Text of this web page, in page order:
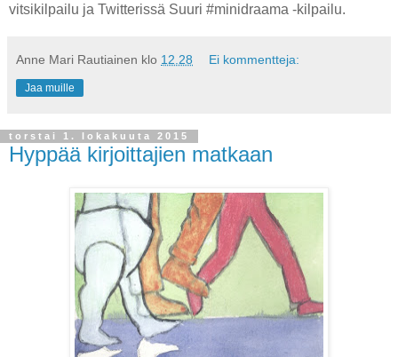
vitsikilpailu ja Twitterissä Suuri #minidraama -kilpailu.
Anne Mari Rautiainen klo 12.28 Ei kommentteja:
Jaa muille
torstai 1. lokakuuta 2015
Hyppää kirjoittajien matkaan